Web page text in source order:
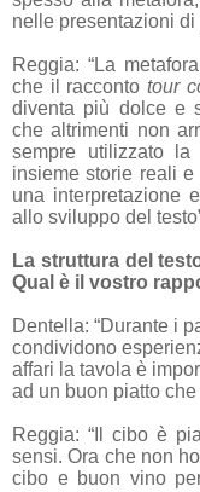
nelle presentazioni di
Reggia: “La
che il raccontotour
diventa più dolce e
che altrimenti non
sempre utilizzato
insieme storie reali e
una interpretazione
allo sviluppo del
La struttura del
Qual è il vostro
Dentella: “Durante i
condividono
affari la tavola è
ad un buon piatto
Reggia: “Il cibo è
sensi. Ora che non
cibo e buon vino